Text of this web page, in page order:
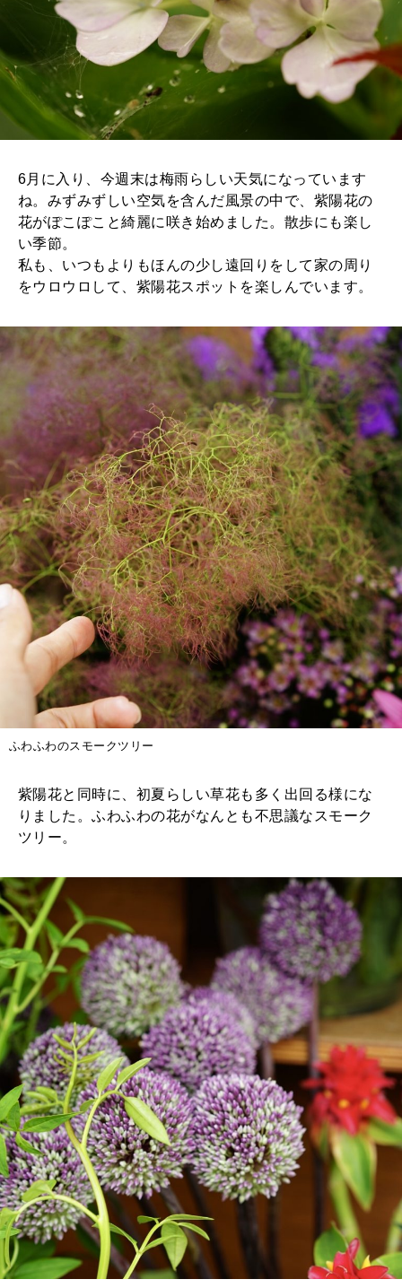
2026年2月号「良運を掴む 新・開運術。」
2026年1月号「猫がいれば、幸せ」
2025年12月号「お酒の新常識。」
6月に入り、今週末は梅雨らしい天気になっています
ね。みずみずしい空気を含んだ風景の中で、紫陽花の
花がぽこぽこと綺麗に咲き始めました。散歩にも楽し
い季節。
私も、いつもよりもほんの少し遠回りをして家の周り
をウロウロして、紫陽花スポットを楽しんでいます。
ふわふわのスモークツリー
紫陽花と同時に、初夏らしい草花も多く出回る様にな
りました。ふわふわの花がなんとも不思議なスモーク
ツリー。